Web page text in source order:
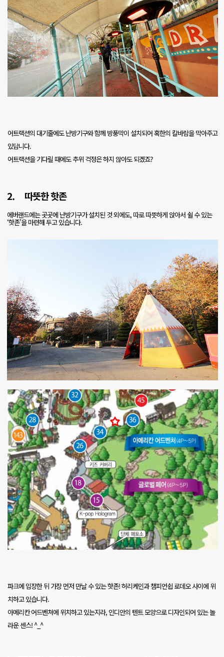
어트랙션의 대기줄에도 난방기구와 함께 방풍막이 설치되어 혹한의 칼바람을 막아주고
있답니다.
어트랙션을 기다릴 때에도 추위 걱정은 하지 않아도 되겠죠?
2. 따뜻한 핫존
에버랜드에는 곳곳에 난방기구가 설치된 것 외에도, 따로 따뜻하게 앉아서 쉴 수 있는
‘핫존’을 마련해 두고 있습니다.
파크에 입장한 뒤 가장 먼저 만날 수 있는 핫존!허리케인과 챔피언쉽 로데오 사이에 위
치하고 있습니다.
아메리칸 어드벤쳐에 위치하고 있는지라, 인디안의 텐트 모양으로 디자인되어 있는 놀
라운 센스! ^_^